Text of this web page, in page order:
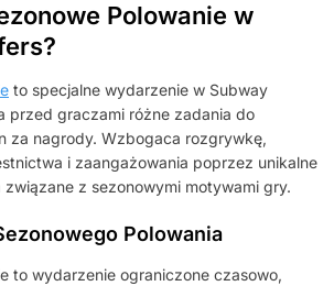
Polowanie w
to specjalne wydarzenie w Subway
przed graczami różne zadania do
za nagrody. Wzbogaca rozgrywkę,
i zaangażowania poprzez unikalne
z sezonowymi motywami gry.
Polowania
to wydarzenie ograniczone czasowo,